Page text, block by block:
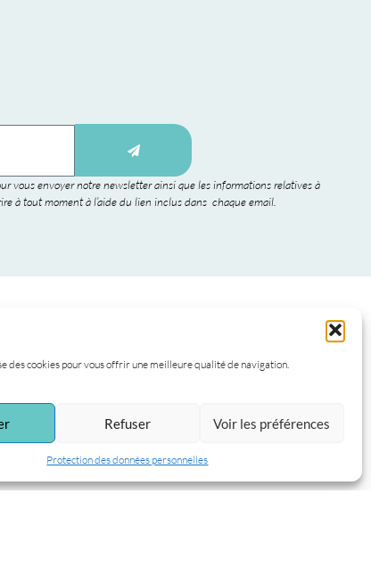
des cookies pour vous offrir une meilleure qualité de navigation.
Refuser Voir les préférences
Protection des données personnelles
vous envoyer notre newsletter ainsi que les informations relatives à
à tout moment à l’aide du lien inclus dans chaque email.